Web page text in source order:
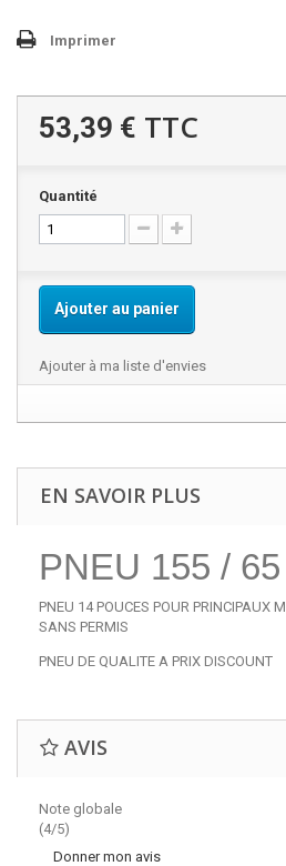
Imprimer
53,39 € TTC
Quantité
Ajouter au panier
Ajouter à ma liste d'envies
EN SAVOIR PLUS
PNEU 155 /
PNEU 14 POUCES POUR PRINCIPAUX
SANS PERMIS
PNEU DE QUALITE A PRIX DISCOUNT
AVIS
Note globale
(4/5)
Donner mon avis